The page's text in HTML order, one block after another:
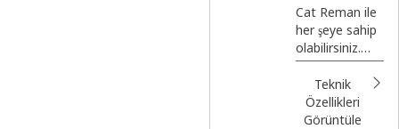
Kontrol
Modülü
(ECM)
Cat Reman ile
her şeye sahip
olabilirsiniz.
Doğru
zamanda ve
yerde
kullanmanız
Teknik
Özellikleri
Görüntüle